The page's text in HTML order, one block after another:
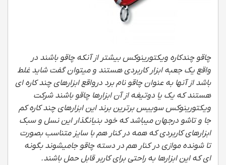
چاقو چندکاره ویکتورینوکس بیشتر از آنکه چاقو باشند در
واقع یک جعبه ابزار کاربردی هستند و میتوان گفت شاید غلط
باشد از آنها به عنوان چاقو نام برد درواقع ابزارهای چند کاره ای
هستند که یک یا دوتیغه از آن ابزارها چاقو باشند شرکت
ویکتورینوکس سوییس برترین برند این ابزارهای چند کاره کم
جا و تاشو درجهان میباشد که خود بنیانگذار این نسل و سبک
ابزارهای کاربردی که همه در کنار هم با سایز متناسب بصورت
تا شونده موازی در کنار هم در دسته چاقو جامیشوند بگونه
ای که این ابزارها به راحتی برای کاربر قابل حمل باشند.